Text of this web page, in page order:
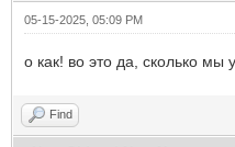
05-15-2025, 05:09 PM
о как! во это да, сколько мы
Find